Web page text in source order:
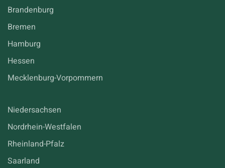
Brandenburg
Bremen
Hamburg
Hessen
Mecklenburg-Vorpommern
Niedersachsen
Nordrhein-Westfalen
Rheinland-Pfalz
Saarland